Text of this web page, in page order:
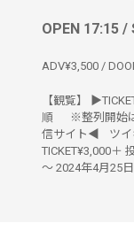
OPEN 17:15 /
ADV¥3,500 /
【観覧】
順 ※整列開始
信サイト◀︎ ツイ
TICKET¥3,000＋
～ 2024年4月25